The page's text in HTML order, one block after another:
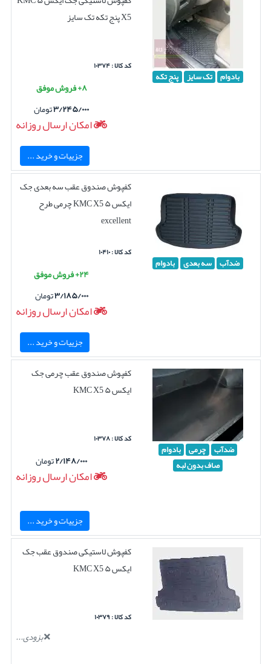
بادوام تک سایز پنج تکه
X5 پنج تکه تک سایز
کد کالا : ۱۰۳۷۴
۸+ فروش موفق
۳/۲۴۵/۰۰۰تومان
امکان ارسال روزانه
جزییات و خرید ...
ضدآب سه بعدی بادوام
کفپوش صندوق عقب سه بعدی جک
ایکس ۵ KMC X5 چرمی طرح
excellent
کد کالا : ۱۰۴۱۰
۲۴+ فروش موفق
۳/۱۸۵/۰۰۰تومان
امکان ارسال روزانه
جزییات و خرید ...
ضدآب چرمی بادوام
صاف بدون لبه
کفپوش صندوق عقب چرمی جک
ایکس ۵ KMC X5
کد کالا : ۱۰۳۷۸
۲/۱۴۸/۰۰۰تومان
امکان ارسال روزانه
جزییات و خرید ...
کفپوش لاستیکی صندوق عقب جک
ایکس ۵ KMC X5
کد کالا : ۱۰۳۷۹
بزودی...